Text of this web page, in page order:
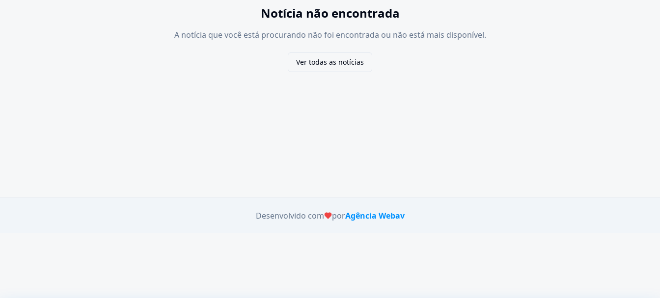
Notícia não encontrada
A notícia que você está procurando não foi encontrada ou não está mais disponível.
Ver todas as notícias
Desenvolvido com porAgência Webav